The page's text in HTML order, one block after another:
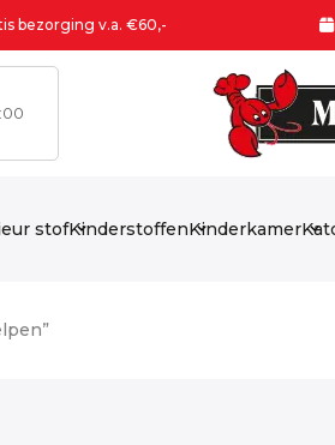
bezorging v.a. €60,-
stofKinderstoffenKinderkamer